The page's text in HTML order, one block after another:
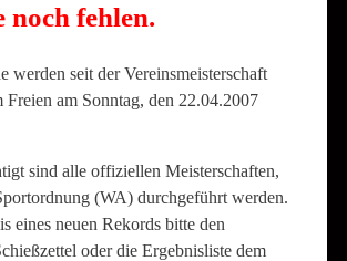
noch fehlen.
werden seit der Vereinsmeisterschaft
am Sonntag, den 22.04.2007
sind alle offiziellen Meisterschaften,
(WA) durchgeführt werden.
eines neuen Rekords bitte den
oder die Ergebnisliste dem